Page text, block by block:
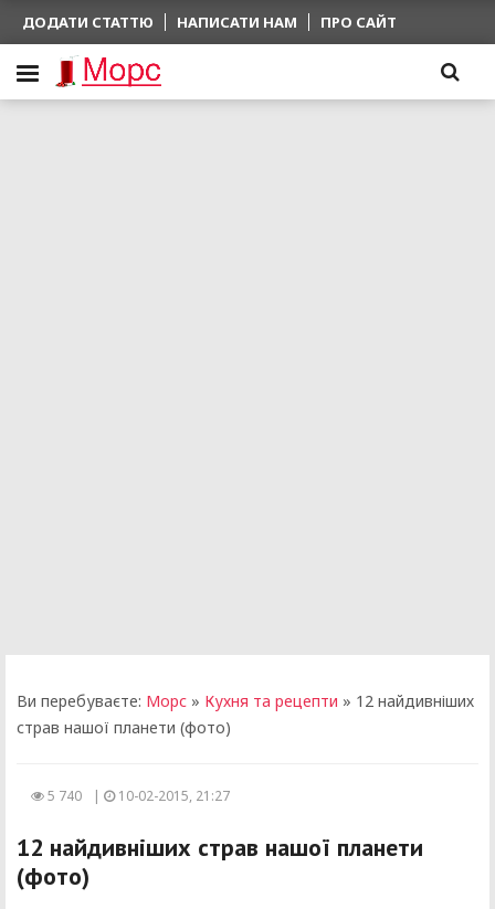
ДОДАТИ СТАТТЮ НАПИСАТИ НАМ ПРО САЙТ
Ви перебуваєте: Морс » Кухня та рецепти » 12 найдивніших
страв нашої планети (фото)
5 740 | 10-02-2015, 21:27
12 найдивніших страв нашої планети
(фото)